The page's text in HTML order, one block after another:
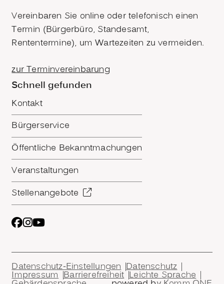
Vereinbaren Sie online oder telefonisch einen
Termin (Bürgerbüro, Standesamt,
Rententermine), um Wartezeiten zu vermeiden.
zur Terminvereinbarung
Schnell gefunden
Kontakt
Bürgerservice
Öffentliche Bekanntmachungen
Veranstaltungen
Stellenangebote
Datenschutz-Einstellungen Datenschutz
Impressum Barrierefreiheit Leichte Sprache